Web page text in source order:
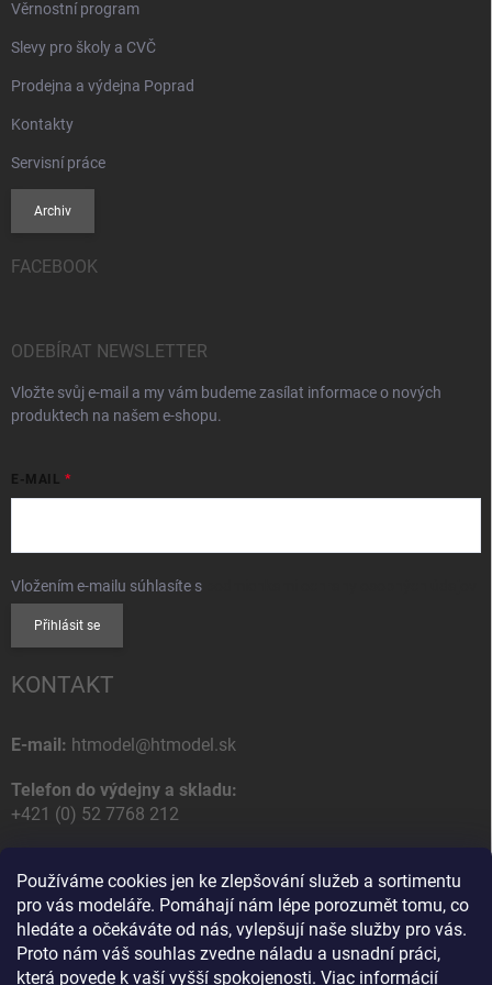
Používáme cookies jen ke zlepšování služeb a sortimentu
pro vás modeláře. Pomáhají nám lépe porozumět tomu, co
hledáte a očekáváte od nás, vylepšují naše služby pro vás.
Proto nám váš souhlas zvedne náladu a usnadní práci,
která povede k vaší vyšší spokojenosti. Viac informácií
Věrnostní program
Slevy pro školy a CVČ
Prodejna a výdejna Poprad
Kontakty
Servisní práce
Archiv
FACEBOOK
ODEBÍRAT NEWSLETTER
Vložte svůj e-mail a my vám budeme zasílat informace o nových
produktech na našem e-shopu.
E-MAIL
Vložením e-mailu súhlasíte s
Přihlásit se
KONTAKT
E-mail: htmodel@htmodel.sk
Telefon do výdejny a skladu:
+421 (0) 52 7768 212
HT model
Na letisko 49
058 01 Poprad
Slovenská Republika